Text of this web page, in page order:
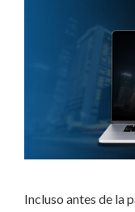
Incluso antes de la